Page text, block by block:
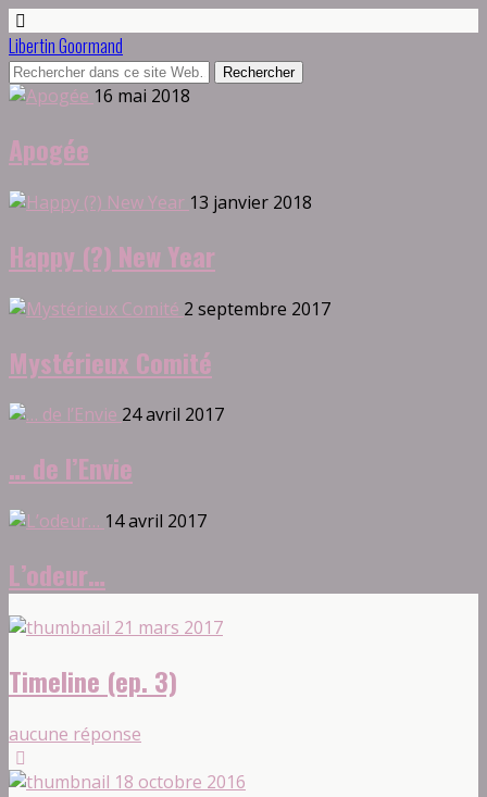
Libertin Goormand
16 mai 2018
Apogée
13 janvier 2018
Happy (?) New Year
2 septembre 2017
Mystérieux Comité
24 avril 2017
… de l’Envie
14 avril 2017
L’odeur…
21 mars 2017
Timeline (ep. 3)
aucune réponse
18 octobre 2016